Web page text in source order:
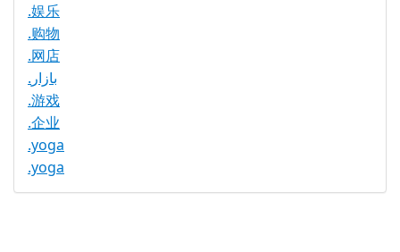
.娱乐
.购物
.网店
.بازار
.游戏
.企业
.yoga
.yoga